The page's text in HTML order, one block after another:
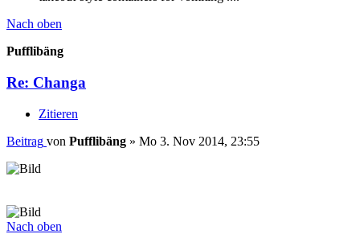
Nach oben
Pufflibäng
Re: Changa
Zitieren
Beitrag von Pufflibäng » Mo 3. Nov 2014, 23:55
Nach oben